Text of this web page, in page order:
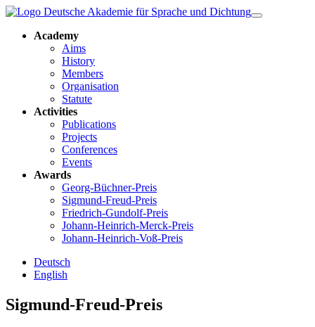
Academy
Aims
History
Members
Organisation
Statute
Activities
Publications
Projects
Conferences
Events
Awards
Georg-Büchner-Preis
Sigmund-Freud-Preis
Friedrich-Gundolf-Preis
Johann-Heinrich-Merck-Preis
Johann-Heinrich-Voß-Preis
Deutsch
English
Sigmund-Freud-Preis